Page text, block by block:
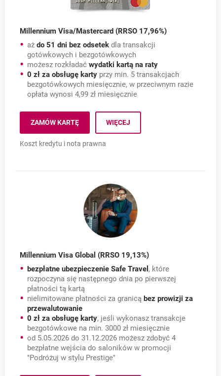
Millennium Visa/Mastercard (RRSO 17,96%)
aż do 51 dni bez odsetek dla transakcji
gotówkowych i bezgotówkowych
możesz rozkładać wydatki kartą na raty
0 zł za obsługę karty przy min. 5 transakcjach
bezgotówkowych miesięcznie, w przeciwnym razie
opłata wynosi 4,99 zł miesięcznie
ZAMÓW KARTĘMILLENNIUM VISA/MASTERCARD (RRSO 17,96%)
OTWIERA SIĘ W NOWEJ KARCIE
WIĘCEJ
Koszt kredytu i nota prawna
Millennium Visa Global (RRSO 19,13%)
bezpłatne ubezpieczenie Safe Travel , które
rozpoczyna się następnego dnia po pierwszej
płatności tą kartą
nielimitowane płatności za granicą bez prowizji za
przewalutowanie
0 zł za obsługę karty, jeśli wykonasz transakcje
bezgotówkowe na min. 3000 zł miesięcznie
od 5.05.2026 do 31.12.2026 możesz zdobyć 4
bezpłatne wejścia do saloników w promocji
"Podróżuj w stylu Prestige"